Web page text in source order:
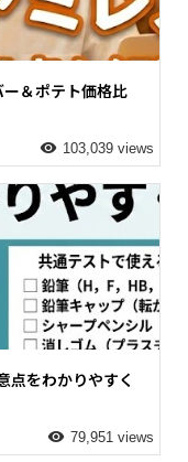
＆ポテト価格比
103,039 views
点をわかりやすく
79,951 views